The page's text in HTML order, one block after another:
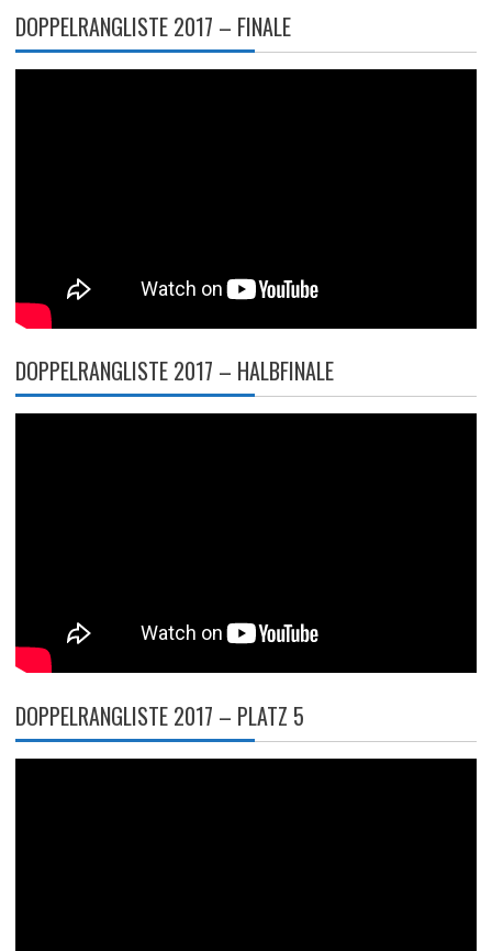
DOPPELRANGLISTE 2017 – FINALE
DOPPELRANGLISTE 2017 – HALBFINALE
DOPPELRANGLISTE 2017 – PLATZ 5